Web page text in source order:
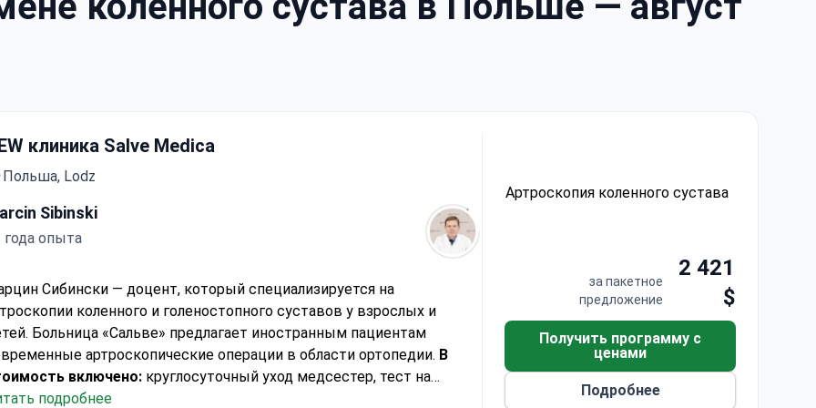
клиника Salve Medica
Польша, Lodz
Sibinski
года опыта
Сибински — доцент, который специализируется на
коленного и голеностопного суставов у взрослых и
Больница «Сальве» предлагает иностранным пациентам
артроскопические операции в области ортопедии. В
включено: круглосуточный уход медсестер, тест на
к ВГС, тест на ВИЧ, тест на гепатит B, анализы крови,
подробнее
Артроскопия коленного сустава
за пакетное
предложение
2 421
$
Получить программу с
ценами
Подробнее